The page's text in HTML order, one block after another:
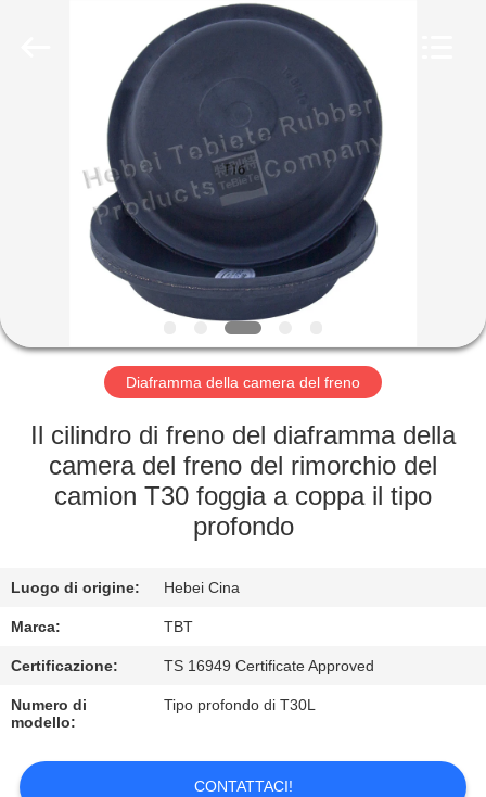
PRODOTTI
CIRCA
GIRO
FABBRICA
CONTROLLO
CONTATTICI
NOTIZIE
CASI
Diaframma della camera del freno
Il cilindro di freno del diaframma della
camera del freno del rimorchio del
camion T30 foggia a coppa il tipo
profondo
Luogo di origine: Hebei Cina
Marca: TBT
Certificazione: TS 16949 Certificate Approved
Numero di
modello:
Tipo profondo di T30L
CONTATTACI!